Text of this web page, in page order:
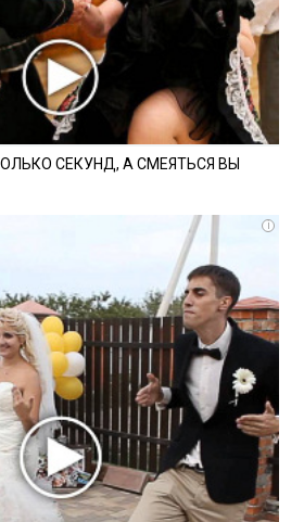
СЕКУНД, А СМЕЯТЬСЯ ВЫ
i